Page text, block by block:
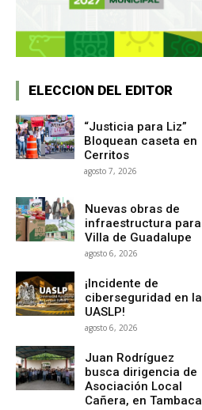
ELECCION DEL EDITOR
“Justicia para Liz”
Bloquean caseta en
Cerritos
agosto 7, 2026
Nuevas obras de
infraestructura para
Villa de Guadalupe
agosto 6, 2026
¡Incidente de
ciberseguridad en la
UASLP!
agosto 6, 2026
Juan Rodríguez
busca dirigencia de
Asociación Local
Cañera, en Tambaca